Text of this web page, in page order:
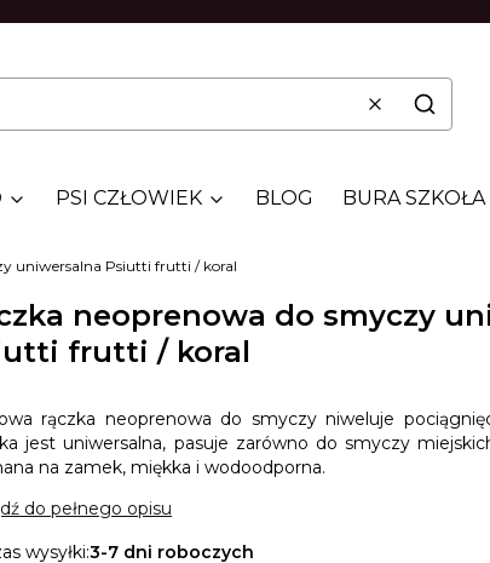
WyczyśćSzukaj
PSI CZŁOWIEK BLOG BURA SZKOŁA
uniwersalna Psiutti frutti / koral
neoprenowa do smyczy
frutti / koral
rączka neoprenowa do smyczy niweluje
jest uniwersalna, pasuje zarówno do smyczy
na zamek, miękka i wodoodporna.
do pełnego opisu
wysyłki:3-7 dni roboczych